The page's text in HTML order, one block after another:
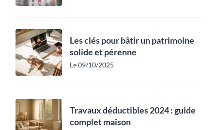
Les clés pour bâtir un patrimoine
solide et pérenne
Le 09/10/2025
Travaux déductibles 2024 : guide
complet maison